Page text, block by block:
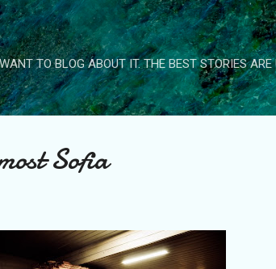
Skip to main content
TO BLOG ABOUT IT. THE BEST STORIES ARE
Sofia